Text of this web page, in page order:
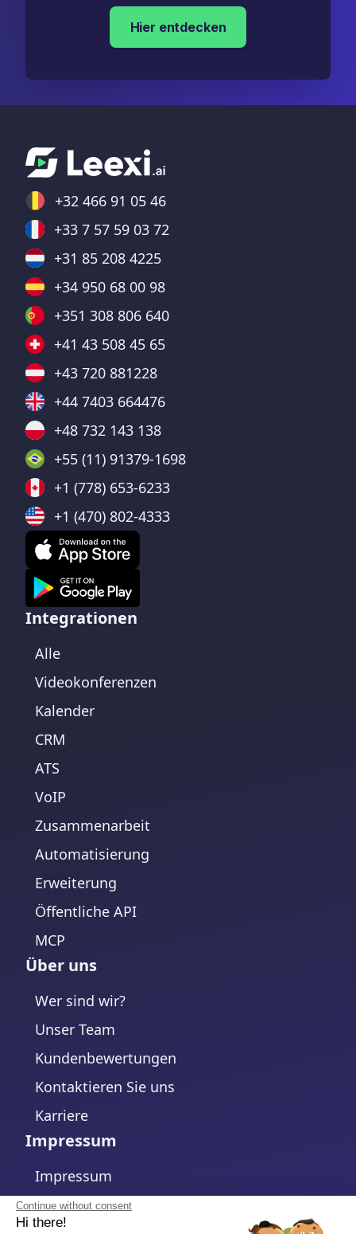
Continue without consent
Hi there!
Hier entdecken
+32 466 91 05 46
+33 7 57 59 03 72
+31 85 208 4225
+34 950 68 00 98
+351 308 806 640
+41 43 508 45 65
+43 720 881228
+44 7403 664476
+48 732 143 138
+55 (11) 91379-1698
+1 (778) 653-6233
+1 (470) 802-4333
Integrationen
Alle
Videokonferenzen
Kalender
CRM
ATS
VoIP
Zusammenarbeit
Automatisierung
Erweiterung
Öffentliche API
MCP
Über uns
Wer sind wir?
Unser Team
Kundenbewertungen
Kontaktieren Sie uns
Karriere
Impressum
Impressum
Datenschutzerklärung